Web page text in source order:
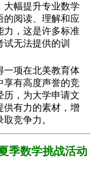
大幅提升专业数学
的阅读、理解和应
力，这是许多标准
试无法提供的训
一项在北美教育体
享有高度声誉的竞
历，为大学申请文
供有力的素材，增
取竞争力。
季数学挑战活动